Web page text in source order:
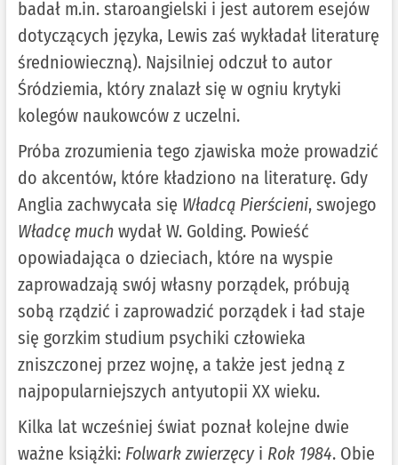
badał m.in. staroangielski i jest autorem esejów
dotyczących języka, Lewis zaś wykładał literaturę
średniowieczną). Najsilniej odczuł to autor
Śródziemia, który znalazł się w ogniu krytyki
kolegów naukowców z uczelni.
Próba zrozumienia tego zjawiska może prowadzić
do akcentów, które kładziono na literaturę. Gdy
Anglia zachwycała się Władcą Pierścieni, swojego
Władcę muchwydał W. Golding. Powieść
opowiadająca o dzieciach, które na wyspie
zaprowadzają swój własny porządek, próbują
sobą rządzić i zaprowadzić porządek i ład staje
się gorzkim studium psychiki człowieka
zniszczonej przez wojnę, a także jest jedną z
najpopularniejszych antyutopii XX wieku.
Kilka lat wcześniej świat poznał kolejne dwie
ważne książki: Folwark zwierzęcyi Rok 1984. Obie